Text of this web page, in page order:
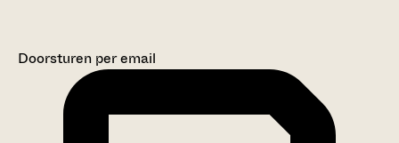
Doorsturen per email